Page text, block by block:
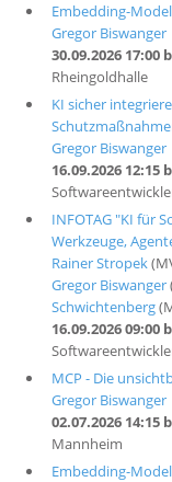
Embedding-
Gregor Biswanger
30.09.2026 17:00
Rheingoldhalle
KI sicher
Gregor Biswanger
16.09.2026 12:15
INFOTAG "KI für
Werkzeuge,
Rainer Stropek
Gregor Biswanger
Schwichtenberg
16.09.2026 09:00
MCP - Die
Gregor Biswanger
02.07.2026 14:15
Mannheim
Embedding-